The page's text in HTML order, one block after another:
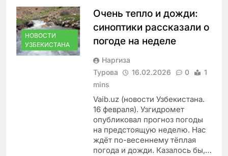
НОВОСТИ
УЗБЕКИСТАНА
Очень тепло и дожди:
синоптики рассказали о
погоде на неделе
Наргиза
Турова
16.02.2026 0
1
mins
Vaib.uz (новости Узбекистана.
16 февраля). Узгидромет
опубликовал прогноз погоды
на предстоящую неделю. Нас
ждёт по-весеннему тёплая
погода и дожди. Казалось бы,…